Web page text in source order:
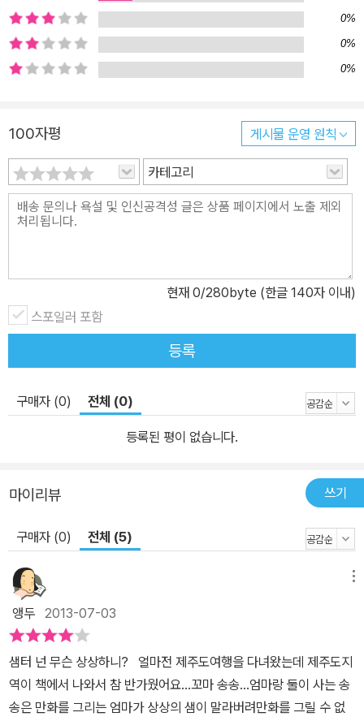
위해 애쓰는 동안, 마법처럼 황당한 이야기가 아닌 것들이 있었을까?
신분이 없는 세상, 여성과 남성이 평등한 세상, 피부색에 따라 차별받
지 않는 세상, 다름이 틀린 게 아닌 세상……. 이런 생각보다 더 황당한
마법이 있을까? 정옥 작가는 이 땅의 어린이들이 운명에 순응하는 공
마 탄 왕자가 데리러 오지 않아도 빗자루를 타고 직접 가고 싶은 곳으
로 날아가는 씩씩한 마녀, 심술궂고 나쁜 짓만 골라하는 마녀가 아니
라 진짜 마법이 뭔 줄 아는 멋진 마녀가 되길 바라는 마음을 ‘꼬마 마
녀 송송’ 시리즈에 담아냈다. 용감한 상상을 하는 진짜 마녀들이 넘쳐
나는 재미있는 세상을 기대하면서 말이다.
0%
0%
0%
100자평 게시물 운영 원칙
카테고리
현재 0/280byte (한글 140자 이내)
스포일러 포함
등록
구매자 (0) 전체 (0)
등록된 평이 없습니다.
마이리뷰 쓰기
구매자 (0) 전체 (5)
앵두 2013-07-03
샘터 넌 무슨 상상하니? 얼마전 제주도여행을 다녀왔는데 제주도지
역이 책에서 나와서 참 반가웠어요...꼬마 송송...엄마랑 둘이 사는 송
송은 만화를 그리는 엄마가 상상의 샘이 말라버려만화를 그릴 수 없